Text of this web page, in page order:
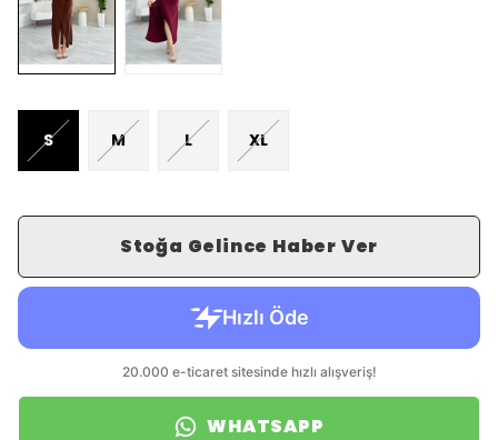
S M L XL
Stoğa Gelince Haber Ver
WHATSAPP